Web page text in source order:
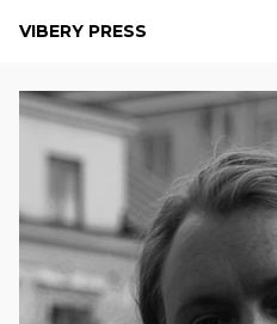
VIBERY PRESS